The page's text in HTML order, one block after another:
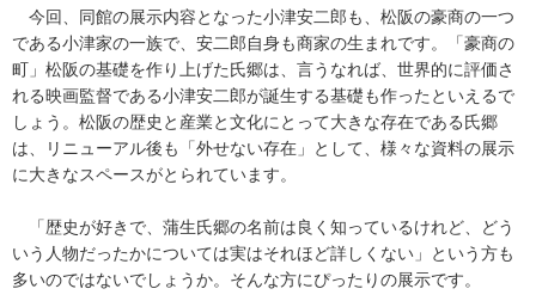
今回、同館の展示内容となった小津安二郎も、松阪の豪商の一つ
である小津家の一族で、安二郎自身も商家の生まれです。「豪商の
町」松阪の基礎を作り上げた氏郷は、言うなれば、世界的に評価さ
れる映画監督である小津安二郎が誕生する基礎も作ったといえるで
しょう。松阪の歴史と産業と文化にとって大きな存在である氏郷
は、リニューアル後も「外せない存在」として、様々な資料の展示
に大きなスペースがとられています。
「歴史が好きで、蒲生氏郷の名前は良く知っているけれど、どう
いう人物だったかについては実はそれほど詳しくない」という方も
多いのではないでしょうか。そんな方にぴったりの展示です。